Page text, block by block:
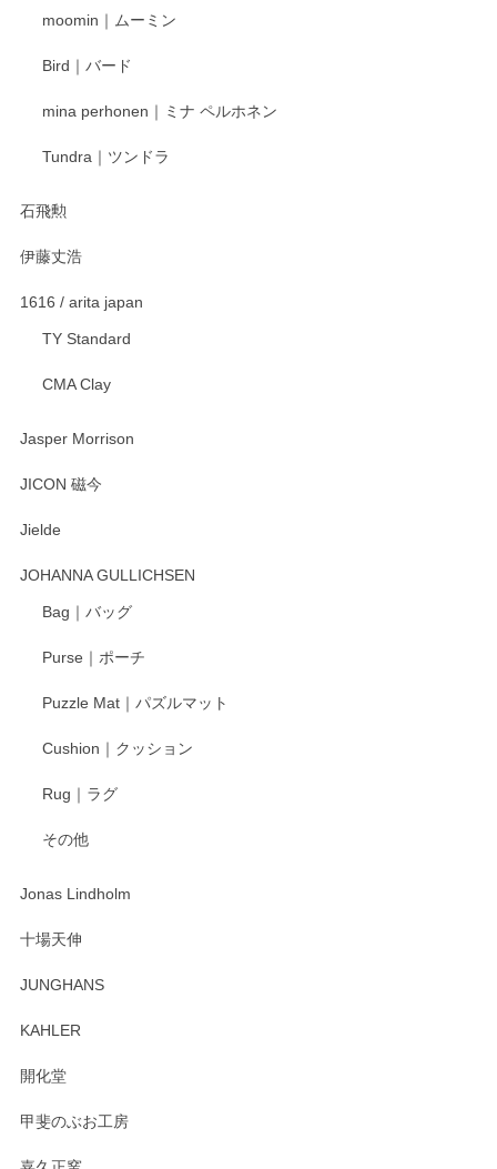
moomin｜ムーミン
Bird｜バード
mina perhonen｜ミナ ペルホネン
Tundra｜ツンドラ
石飛勲
伊藤丈浩
1616 / arita japan
TY Standard
CMA Clay
Jasper Morrison
JICON 磁今
Jielde
JOHANNA GULLICHSEN
Bag｜バッグ
Purse｜ポーチ
Puzzle Mat｜パズルマット
Cushion｜クッション
Rug｜ラグ
その他
Jonas Lindholm
十場天伸
JUNGHANS
KAHLER
開化堂
甲斐のぶお工房